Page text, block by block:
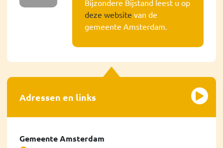
Bijzondere Bijstand leest u op
deze website van de
gemeente Amsterdam.
Adressen en links
Gemeente Amsterdam